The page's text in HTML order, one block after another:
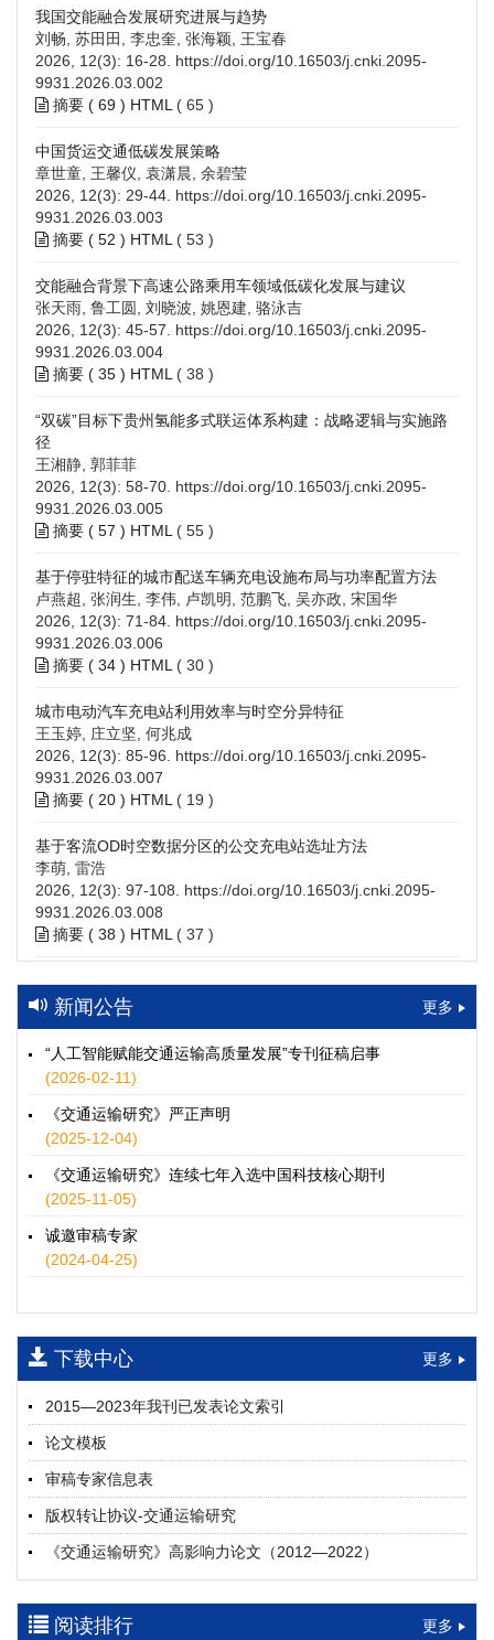
我国交能融合发展研究进展与趋势
刘畅, 苏田田, 李忠奎, 张海颖, 王宝春
2026, 12(3): 16-28. https://doi.org/10.16503/j.cnki.2095-
9931.2026.03.002
摘要 ( 69 ) HTML ( 65 )
中国货运交通低碳发展策略
章世童, 王馨仪, 袁潇晨, 余碧莹
2026, 12(3): 29-44. https://doi.org/10.16503/j.cnki.2095-
9931.2026.03.003
摘要 ( 52 ) HTML ( 53 )
交能融合背景下高速公路乘用车领域低碳化发展与建议
张天雨, 鲁工圆, 刘晓波, 姚恩建, 骆泳吉
2026, 12(3): 45-57. https://doi.org/10.16503/j.cnki.2095-
9931.2026.03.004
摘要 ( 35 ) HTML ( 38 )
“双碳”目标下贵州氢能多式联运体系构建：战略逻辑与实施路
径
王湘静, 郭菲菲
2026, 12(3): 58-70. https://doi.org/10.16503/j.cnki.2095-
9931.2026.03.005
摘要 ( 57 ) HTML ( 55 )
基于停驻特征的城市配送车辆充电设施布局与功率配置方法
卢燕超, 张润生, 李伟, 卢凯明, 范鹏飞, 吴亦政, 宋国华
2026, 12(3): 71-84. https://doi.org/10.16503/j.cnki.2095-
9931.2026.03.006
摘要 ( 34 ) HTML ( 30 )
城市电动汽车充电站利用效率与时空分异特征
王玉婷, 庄立坚, 何兆成
2026, 12(3): 85-96. https://doi.org/10.16503/j.cnki.2095-
9931.2026.03.007
摘要 ( 20 ) HTML ( 19 )
基于客流OD时空数据分区的公交充电站选址方法
李萌, 雷浩
2026, 12(3): 97-108. https://doi.org/10.16503/j.cnki.2095-
9931.2026.03.008
摘要 ( 38 ) HTML ( 37 )
高速公路充电设施技术规划综述：场景需求、技术路线与配置
策略
2026, 12(3): 109-124.https://doi.org/10.16503/j.cnki.2095-
9931.2026.03.009
摘要 (
HTML
水运港-船多能源融合技术及集成应用——以宁波舟山港穿山港
童亮, 袁裕鹏, 袁成清, 唐道贵, 钟晓晖, 严新平
2026, 12(3): 125-136.
9931.2026.03.010
摘要 (29 ) HTML
师瑞峰, 程龙飞, 张凌志, 王亚彬, 刘状壮
2026, 12(3): 137-150.https://doi.org/10.16503/j.cnki.2095-
9931.2026.03.011
摘要 (14) HTML(13)
基于TimeXer模型的高速公路服务区充电负荷预测
孙偲赫, 宋国华, 朱子俊, 范鹏飞, 石莹
2026, 12(3): 151-162.
9931.2026.03.012
摘要 (20) HTML(20)
多层能源供给网络下高速公路系统韧性提升方法
郝泉霖, 兰富安, 赖波, 陈立栋, 宋志英, 郑帅
2026, 12(3): 163-175.https://doi.org/10.16503/j.cnki.2095-
9931.2026.03.013
新闻公告 更多
“人工智能赋能交通运输高质量发展”专刊征稿启事
(2026-02-11)
《交通运输研究》严正声明
(2025-12-04)
《交通运输研究》连续七年入选中国科技核心期刊
(2025-11-05)
诚邀审稿专家
(2024-04-25)
下载中心 更多
2015—2023年我刊已发表论文索引
论文模板
审稿专家信息表
版权转让协议-交通运输研究
《交通运输研究》高影响力论文（2012—2022）
中英文摘要撰写规范及样例
阅读排行 更多